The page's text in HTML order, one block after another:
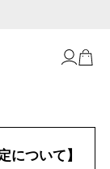
について】